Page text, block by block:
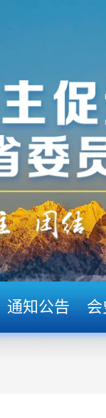
通知公告 会